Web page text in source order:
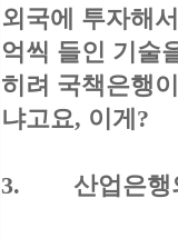
외국에 투자해
억씩 들인 기술
히려 국책은행
냐고요, 이게?
3. 산업은행